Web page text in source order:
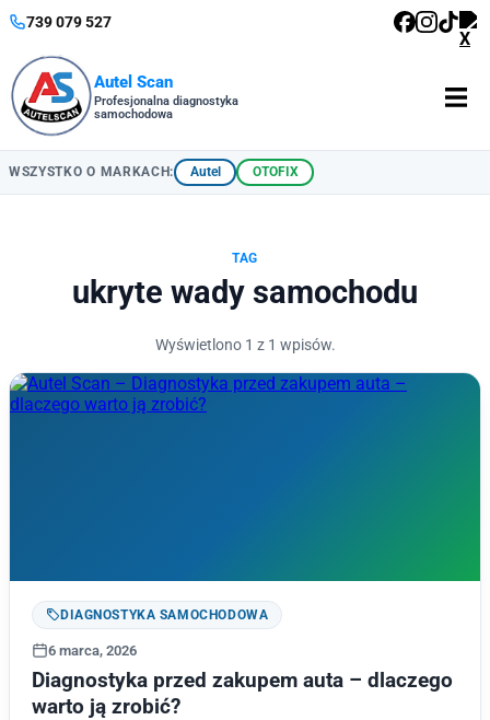
739 079 527
Autel Scan
Profesjonalna diagnostyka
samochodowa
WSZYSTKO O MARKACH: Autel OTOFIX
TAG
ukryte wady samochodu
Wyświetlono 1 z 1 wpisów.
DIAGNOSTYKA SAMOCHODOWA
6 marca, 2026
Diagnostyka przed zakupem auta – dlaczego
warto ją zrobić?